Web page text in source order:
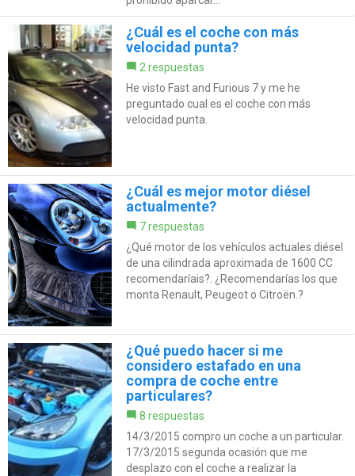
¿Cuál es el coche con más
velocidad punta?
2 respuestas
He visto Fast and Furious 7 y me he
preguntado cual es el coche con más
velocidad punta.
¿Cuál es mejor motor diésel
actualmente?
7 respuestas
¿Qué motor de los vehículos actuales diésel
de una cilindrada aproximada de 1600 CC
recomendaríais?. ¿Recomendarías los que
monta Renault, Peugeot o Citroën.?
¿Qué puedo hacer si me
considero estafado en una
compra de coche entre
particulares?
8 respuestas
14/3/2015 compro un coche a un particular.
17/3/2015 segunda ocasión que me
desplazo con el coche a realizar la